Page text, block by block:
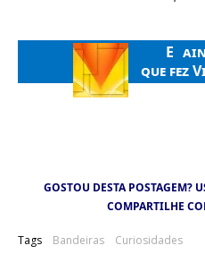
E
que fez
GOSTOU DESTA POSTAGEM?
COMPARTILHE
Tags Bandeiras Curiosidades